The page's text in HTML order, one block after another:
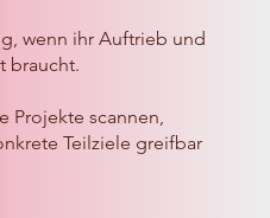
wenn ihr Auftrieb und
braucht.
Projekte scannen,
Teilziele greifbar